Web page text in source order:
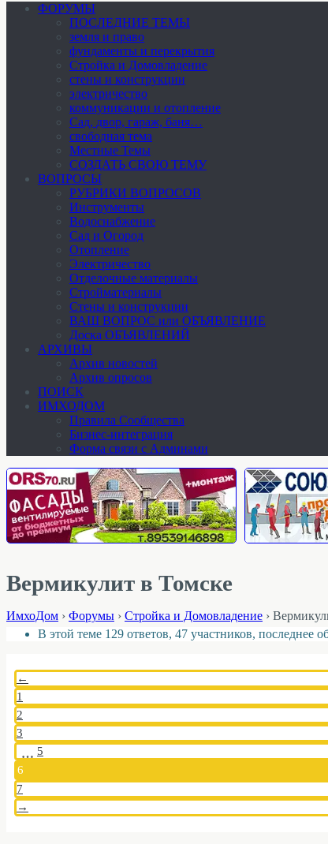
ФОРУМЫ
ПОСЛЕДНИЕ ТЕМЫ
земля и право
фундаменты и перекрытия
Стройка и Домовладение
стены и конструкции
электричество
коммуникации и отопление
Cад, двор, гараж, баня…
свободная тема
Местные Темы
СОЗДАТЬ СВОЮ ТЕМУ
ВОПРОСЫ
РУБРИКИ ВОПРОСОВ
Инструменты
Водоснабжение
Сад и Огород
Отопление
Электричество
Отделочные материалы
Стройматериалы
Стены и конструкции
ВАШ ВОПРОС или ОБЪЯВЛЕНИЕ
Доска ОБЪЯВЛЕНИЙ
АРХИВЫ
Архив новостей
Архив опросов
ПОИСК
ИМХОДОМ
Правила Сообщества
Бизнес-интеграция
Форма связи с Админами
Вермикулит в Томске
ИмхоДом › Форумы › Стройка и Домовладение ›
В этой теме 129 ответов, 47 участников, последнее
←
1
2
3
… 5
6
7
→